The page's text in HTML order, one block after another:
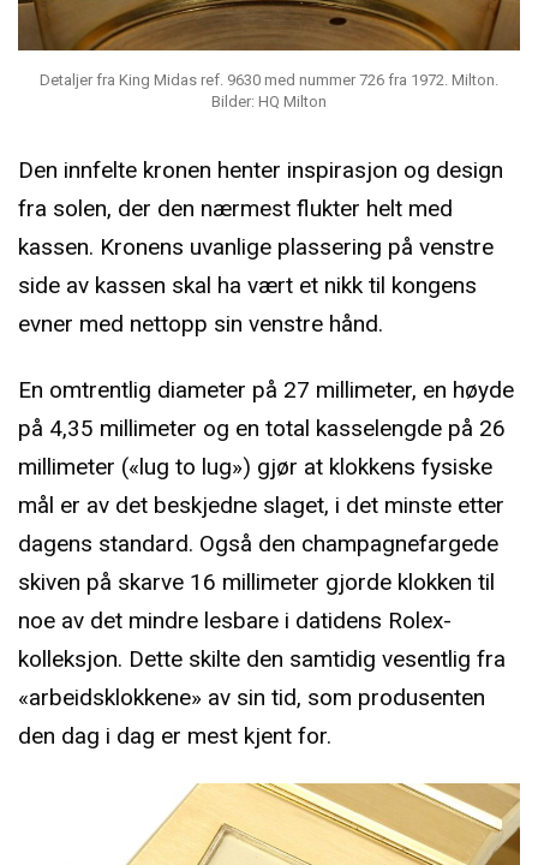
Detaljer fra King Midas ref. 9630 med nummer 726 fra 1972. Milton.
Bilder: HQ Milton
Den innfelte kronen henter inspirasjon og design
fra solen, der den nærmest flukter helt med
kassen. Kronens uvanlige plassering på venstre
side av kassen skal ha vært et nikk til kongens
evner med nettopp sin venstre hånd.
En omtrentlig diameter på 27 millimeter, en høyde
på 4,35 millimeter og en total kasselengde på 26
millimeter («lug to lug») gjør at klokkens fysiske
mål er av det beskjedne slaget, i det minste etter
dagens standard. Også den champagnefargede
skiven på skarve 16 millimeter gjorde klokken til
noe av det mindre lesbare i datidens Rolex-
kolleksjon. Dette skilte den samtidig vesentlig fra
«arbeidsklokkene» av sin tid, som produsenten
den dag i dag er mest kjent for.